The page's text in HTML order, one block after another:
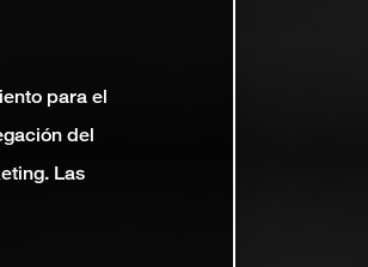
para el
del
Las